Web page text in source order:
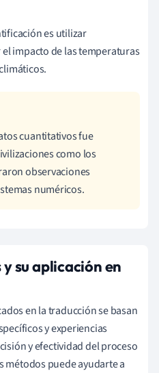
es utilizar
impacto de las temperaturas
cuantitativos fue
como los
observaciones
numéricos.
su aplicación en
en la traducción se basan
y experiencias
y efectividad del proceso
puede ayudarte a